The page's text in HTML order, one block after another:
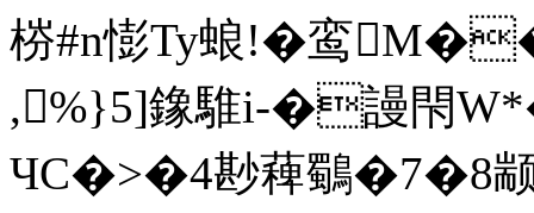
梤#n憉Ty蜋!�鸾
,%}5]鐌騅i-�謾閇
ЧC�>�4尠薭鸀�7�8颛